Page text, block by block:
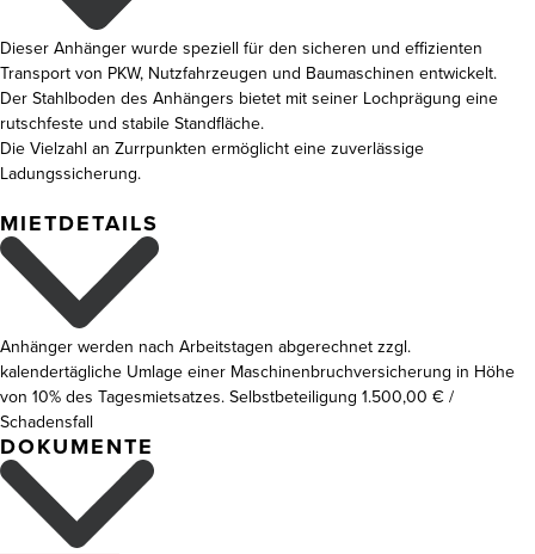
Dieser Anhänger wurde speziell für den sicheren und effizienten
Transport von PKW, Nutzfahrzeugen und Baumaschinen entwickelt.
Der Stahlboden des Anhängers bietet mit seiner Lochprägung eine
rutschfeste und stabile Standfläche.
Die Vielzahl an Zurrpunkten ermöglicht eine zuverlässige
Ladungssicherung.
MIETDETAILS
Anhänger werden nach Arbeitstagen abgerechnet zzgl.
kalendertägliche Umlage einer Maschinenbruchversicherung in Höhe
von 10% des Tagesmietsatzes. Selbstbeteiligung 1.500,00 € /
Schadensfall
DOKUMENTE